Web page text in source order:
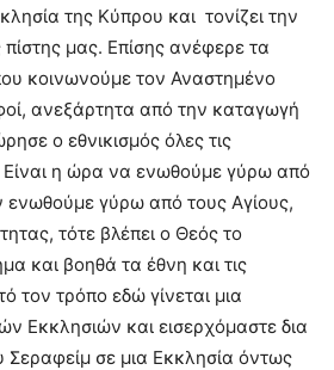
της Κύπρου και τονίζει την
πίστης μας. Επίσης ανέφερε τα
κοινωνούμε τον Αναστημένο
ανεξάρτητα από την καταγωγή
ο εθνικισμός όλες τις
Είναι η ώρα να ενωθούμε γύρω από
ενωθούμε γύρω από τους Αγίους,
τότε βλέπει ο Θεός το
και βοηθά τα έθνη και τις
τον τρόπο εδώ γίνεται μια
Εκκλησιών και εισερχόμαστε δια
Σεραφείμ σε μια Εκκλησία όντως